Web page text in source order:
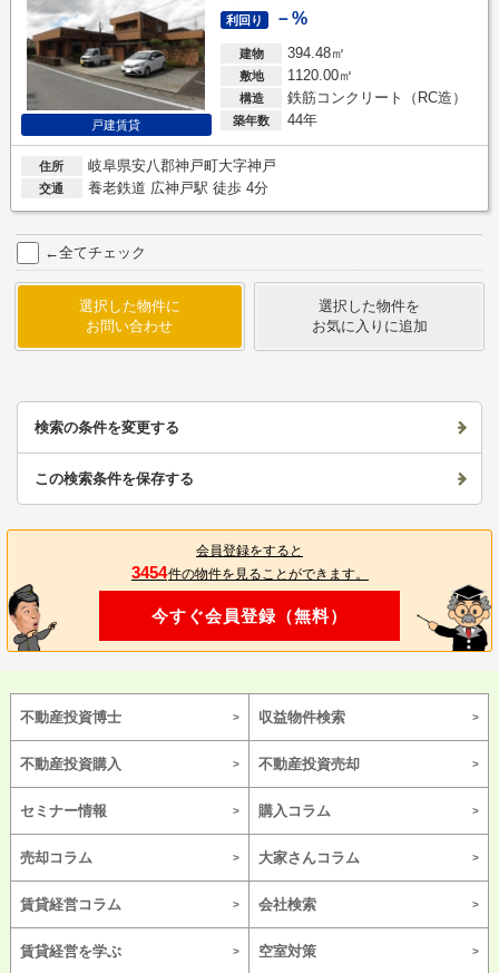
戸建賃貸
利回り －%
建物 394.48㎡
敷地 1120.00㎡
構造 鉄筋コンクリート（RC造）
築年数 44年
住所 岐阜県安八郡神戸町大字神戸
交通 養老鉄道 広神戸駅 徒歩 4分
←全てチェック
選択した物件に
お問い合わせ
選択した物件を
お気に入りに追加
検索の条件を変更する
この検索条件を保存する
会員登録をすると
3454件の物件を見ることができます。
今すぐ会員登録（無料）
不動産投資博士 収益物件検索
不動産投資購入 不動産投資売却
セミナー情報 購入コラム
売却コラム 大家さんコラム
賃貸経営コラム 会社検索
賃貸経営を学ぶ 空室対策